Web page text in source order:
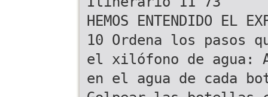
HEMOS ENTENDIDO EL
10 Ordena los pasos
el xilófono de agua:
en el agua de cada